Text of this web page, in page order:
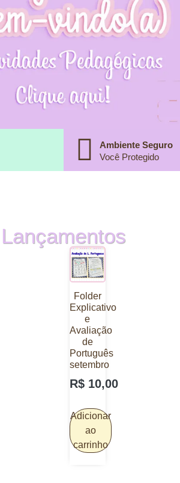
Ambiente Seguro
Você Protegido
Lançamentos
Folder
Explicativo
e
Avaliação
de
Português
setembro
R$ 10,00
Adicionar
ao
carrinho